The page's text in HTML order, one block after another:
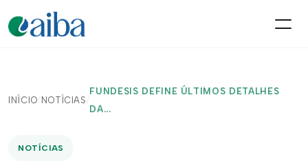
INÍCIO/ NOTÍCIAS /
FUNDESIS DEFINE ÚLTIMOS DETALHES
DA...
NOTÍCIAS